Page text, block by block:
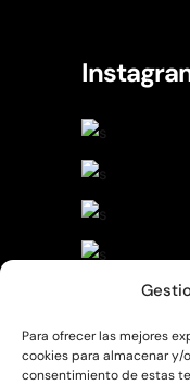
Para ofrecer las mejores
cookies para almacenar y/
consentimiento de estas